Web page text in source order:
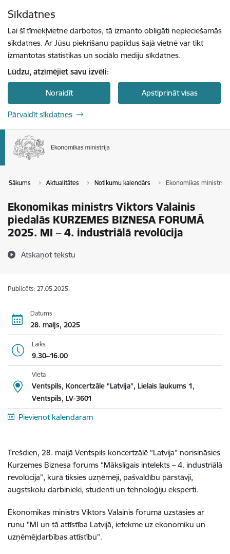
Sīkdatnes
Lai šī tīmekļvietne darbotos, tā izmanto obligāti nepieciešamās
sīkdatnes. Ar Jūsu piekrišanu papildus šajā vietnē var tikt
izmantotas statistikas un sociālo mediju sīkdatnes.
Lūdzu, atzīmējiet savu izvēli:
Noraidīt Apstiprināt visas
Pārvaldīt sīkdatnes
Sākums Aktualitātes Notikumu kalendārs Ekonomikas ministrs
Ekonomikas ministrs Viktors Valainis
piedalās KURZEMES BIZNESA FORUMĀ
2025. MI – 4. industriālā revolūcija
Atskaņot tekstu
Publicēts: 27.05.2025.
Datums
28. maijs, 2025
Laiks
9.30–16.00
Vieta
Ventspils, Koncertzāle "Latvija", Lielais laukums 1,
Ventspils, LV-3601
Pievienot kalendāram
Trešdien, 28. maijā Ventspils koncertzālē “Latvija” norisināsies
Kurzemes Biznesa forums “Mākslīgais intelekts – 4. industriālā
revolūcija”, kurā tiksies uzņēmēji, pašvaldību pārstāvji,
augstskolu darbinieki, studenti un tehnoloģiju eksperti.
Ekonomikas ministrs Viktors Valainis forumā uzstāsies ar
runu "MI un tā attīstība Latvijā, ietekme uz ekonomiku un
uzņēmējdarbības attīstību".